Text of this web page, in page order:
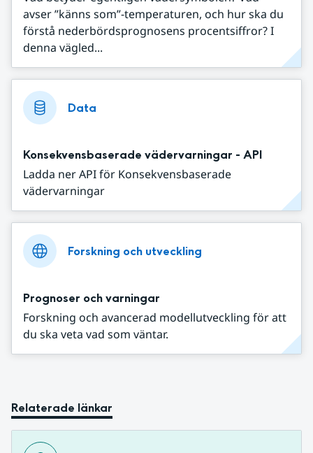
avser ”känns som”-temperaturen, och hur ska du
förstå nederbördsprognosens procentsiffror? I
denna vägled...
Data
Konsekvensbaserade vädervarningar - API
Ladda ner API för Konsekvensbaserade
vädervarningar
Forskning och utveckling
Prognoser och varningar
Forskning och avancerad modellutveckling för att
du ska veta vad som väntar.
Relaterade länkar